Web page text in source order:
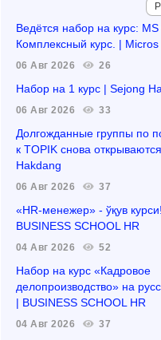
Ведётся набор на курс: MS
Комплексный курс. | Micros
06 Авг 2026 26
Набор на 1 курс | Sejong
06 Авг 2026 33
Долгожданные группы по
к TOPIK снова
Hakdang
06 Авг 2026 37
«HR-менежер» - ўқув
BUSINESS SCHOOL HR
04 Авг 2026 52
Набор на курс «Кадровое
делопроизводство» на
| BUSINESS SCHOOL HR
04 Авг 2026 37